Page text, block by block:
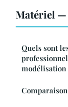
Matériel —
Quels sont
modélisation